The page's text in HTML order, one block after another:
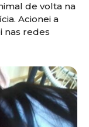
de volta na
Acionei a
nas redes